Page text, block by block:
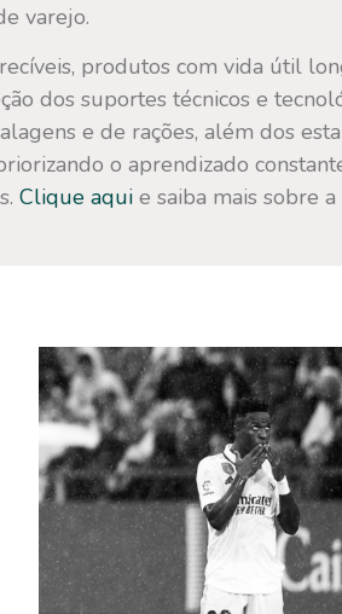
varejo.
produtos com vida útil
dos suportes técnicos e
e de rações, além dos
o aprendizado
Clique aqui e saiba mais sobre